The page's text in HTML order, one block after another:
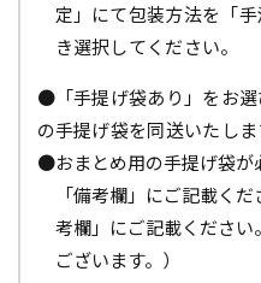
定」にて包装方法を「
き選択してください。
●「手提げ袋あり」をお
の手提げ袋を同送いたしま
●おまとめ用の手提げ袋が
「備考欄」にご記載く
考欄」にご記載くださ
ございます。）